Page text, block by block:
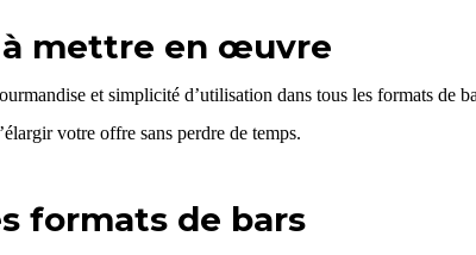
à mettre en œuvre
et simplicité d’utilisation dans tous les formats de
votre offre sans perdre de temps.
formats de bars